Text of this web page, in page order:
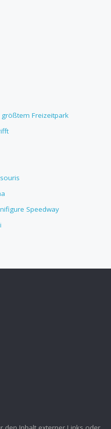
größtem Freizeitpark
Speedway